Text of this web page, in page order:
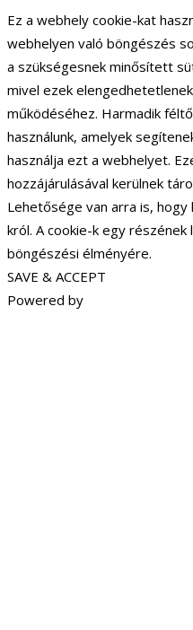
Ez a webhely cookie-kat
webhelyen való böngészés
a szükségesnek minősített
mivel ezek
működéséhez. Harmadik
használunk, amelyek
használja ezt a webhelyet.
hozzájárulásával kerülnek
Lehetősége van arra is,
król. A cookie-k egy
böngészési élményére.
SAVE & ACCEPT
Powered by